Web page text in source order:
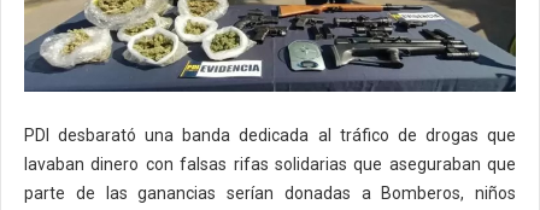
PDI desbarató una banda dedicada al tráfico de drogas que
lavaban dinero con falsas rifas solidarias que aseguraban que
parte de las ganancias serían donadas a Bomberos, niños